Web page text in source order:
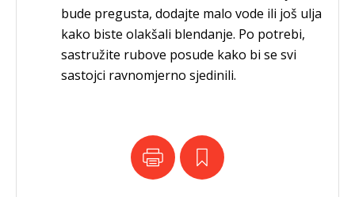
bude pregusta, dodajte malo vode ili još ulja
kako biste olakšali blendanje. Po potrebi,
sastružite rubove posude kako bi se svi
sastojci ravnomjerno sjedinili.